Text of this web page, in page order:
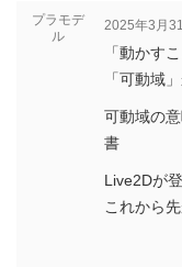
プラモデ
ル
2025年3月
「動かす
「可動域
可動域の
書
Live2Dが
これから